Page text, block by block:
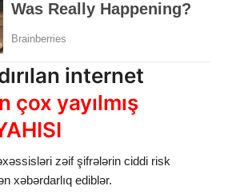
internet
çox yayılmış
zəif şifrələrin ciddi risk
xəbərdarlıq ediblər.